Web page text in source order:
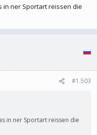
in ner Sportart reissen die
#1.503
in ner Sportart reissen die